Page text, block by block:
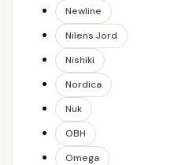
Newline
Nilens Jord
Nishiki
Nordica
Nuk
OBH
Omega